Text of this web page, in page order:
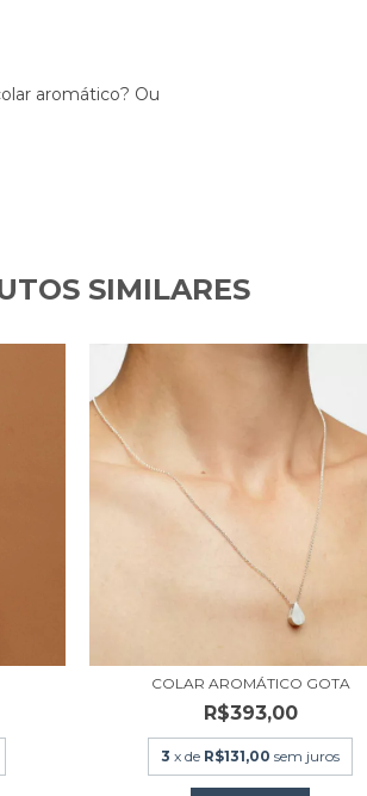
aromático? Ou
SIMILARES
COLAR AROMÁTICO GOTA
R$393,00
3 x de R$131,00 sem juros